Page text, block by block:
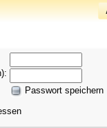
Passwort speichern